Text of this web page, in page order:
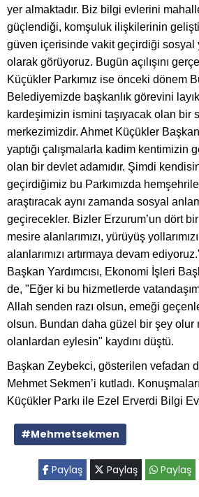
yer almaktadır. Biz bilgi evlerini
güçlendiği, komşuluk ilişkilerinin
güven içerisinde vakit geçirdiği sosyal
olarak görüyoruz. Bugün açılışını
Küçükler Parkımız ise önceki dönem
Belediyemizde başkanlık görevini
kardeşimizin ismini taşıyacak olan bir
merkezimizdir. Ahmet Küçükler
yaptığı çalışmalarla kadim kentimizin
olan bir devlet adamıdır. Şimdi
geçirdiğimiz bu Parkımızda
araştıracak aynı zamanda sosyal
geçirecekler. Bizler Erzurum’un dört bir
mesire alanlarımızı, yürüyüş
alanlarımızı artırmaya devam
Başkan Yardımcısı, Ekonomi İşleri
de, "Eğer ki bu hizmetlerde
Allah senden razı olsun, emeği
olsun. Bundan daha güzel bir şey olur
olanlardan eylesin" kaydını düştü.
Başkan Zeybekci, gösterilen vefadan
Mehmet Sekmen’i kutladı.
Küçükler Parkı ile Ezel Erverdi Bilgi
#Mehmetsekmen
Paylaş Paylaş Paylaş